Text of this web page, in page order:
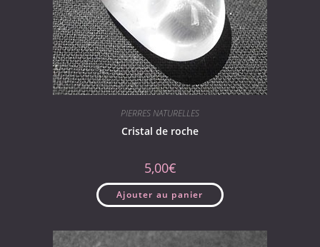
PIERRES NATURELLES
Cristal de roche
5,00€
Ajouter au panier